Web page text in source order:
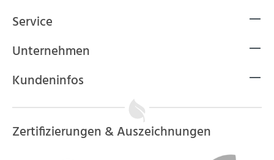
Service
Unternehmen
Kundeninfos
Zertifizierungen & Auszeichnungen